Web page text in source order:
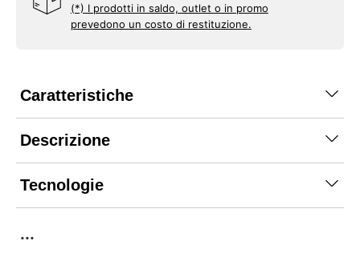
(*) I prodotti in saldo, outlet o in promo
prevedono un costo di restituzione.
Caratteristiche
Descrizione
Tecnologie
...